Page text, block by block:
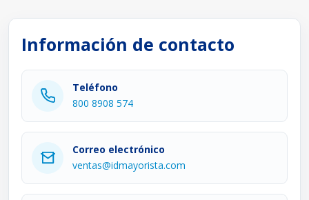
Información de contacto
Teléfono
800 8908 574
Correo electrónico
ventas@idmayorista.com